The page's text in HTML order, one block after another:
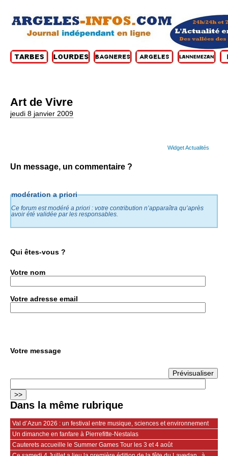
Art de Vivre
jeudi 8 janvier 2009
Widget Actualités
Un message, un commentaire ?
modération a priori
Ce forum est modéré a priori : votre contribution n’apparaîtra qu’après
avoir été validée par les responsables.
Qui êtes-vous ?
Votre nom
Votre adresse email
Votre message
Dans la même rubrique
Val d’Azun 2026 : un festival entre musique, sciences et environnement
Un dimanche en fanfare à Pierrefitte-Nestalas
Cauterets accueille le Summer Games Tour les 3 et 4 août